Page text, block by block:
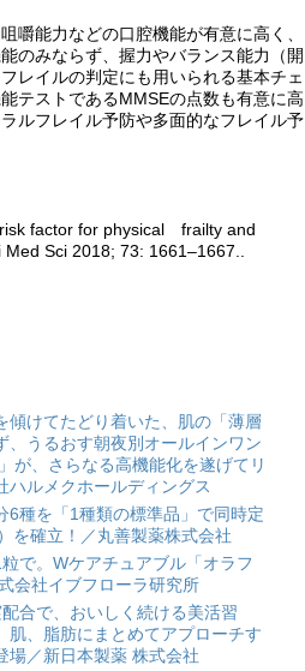
嚼能力などの口腔機能が有意に高く、
のみならず、握力やバランス能力（開
レイルの判定にも用いられる基本チェ
テストであるMMSEの点数も有意に高
ルフレイル予防や多面的なフレイル予
factor for physical frailty and
Sci 2018; 73: 1661–1667..
傾けてたどり着いた、肌の「薄層
うるおす朝夜別オールインワン
が、さらなる高機能化を遂げてリ
ハルメクホールディングス
6種を「1種類の標準品」で同時定
を確立！／丸善製薬株式会社
で。Wケアチュアブル「オラフ
会社イブフローラ研究所
合で、おいしく続ける美活習
肌、脂肪にまとめてアプローチす
場／新日本製薬 株式会社